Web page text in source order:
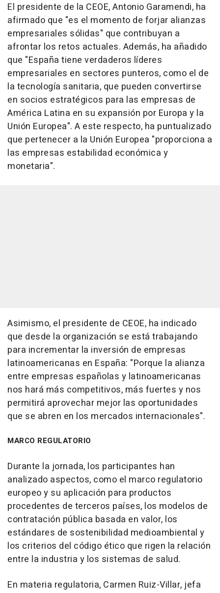
El presidente de la CEOE, Antonio Garamendi, ha
afirmado que "es el momento de forjar alianzas
empresariales sólidas" que contribuyan a
afrontar los retos actuales. Además, ha añadido
que "España tiene verdaderos líderes
empresariales en sectores punteros, como el de
la tecnología sanitaria, que pueden convertirse
en socios estratégicos para las empresas de
América Latina en su expansión por Europa y la
Unión Europea". A este respecto, ha puntualizado
que pertenecer a la Unión Europea "proporciona a
las empresas estabilidad económica y
monetaria".
Asimismo, el presidente de CEOE, ha indicado
que desde la organización se está trabajando
para incrementar la inversión de empresas
latinoamericanas en España: "Porque la alianza
entre empresas españolas y latinoamericanas
nos hará más competitivos, más fuertes y nos
permitirá aprovechar mejor las oportunidades
que se abren en los mercados internacionales".
MARCO REGULATORIO
Durante la jornada, los participantes han
analizado aspectos, como el marco regulatorio
europeo y su aplicación para productos
procedentes de terceros países, los modelos de
contratación pública basada en valor, los
estándares de sostenibilidad medioambiental y
los criterios del código ético que rigen la relación
entre la industria y los sistemas de salud.
En materia regulatoria, Carmen Ruiz-Villar, jefa